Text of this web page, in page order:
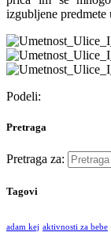
izgubljene
Podeli:
Pretraga
Pretraga za:
Tagovi
adam kej aktivnosti za bebe